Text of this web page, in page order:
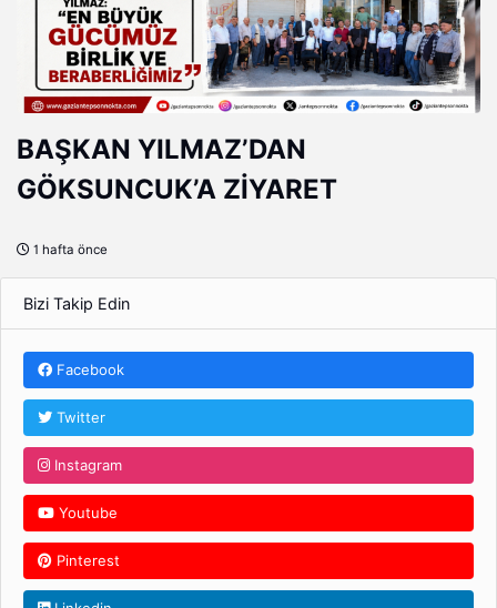
BAŞKAN YILMAZ’DAN
GÖKSUNCUK’A ZİYARET
1 hafta önce
Bizi Takip Edin
Facebook
Twitter
Instagram
Youtube
Pinterest